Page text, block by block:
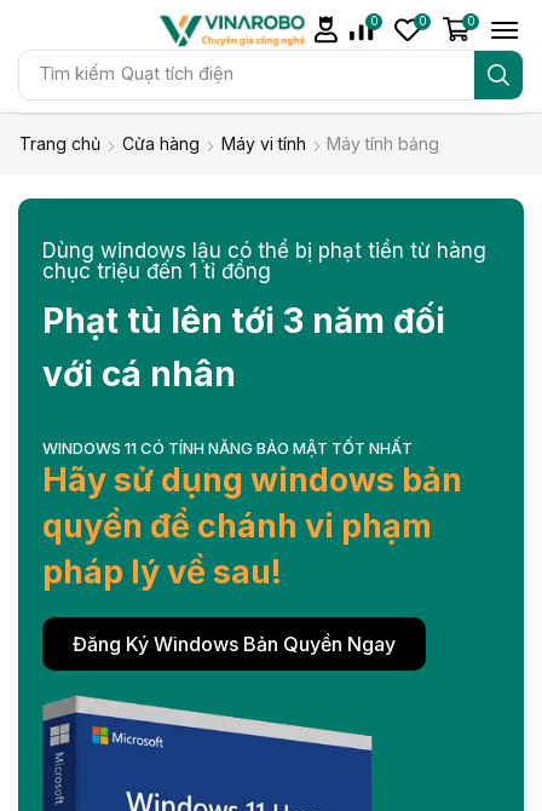
Tìm kiếm Quạt tích điện
0 0 0
Trang chủ Cửa hàng Máy vi tính Máy tính bảng
Dùng windows lậu có thể bị phạt tiền từ hàng
chục triệu đến 1 tỉ đồng
Phạt tù lên tới 3 năm đối
với cá nhân
WINDOWS 11 CÓ TÍNH NĂNG BẢO MẬT TỐT NHẤT
Hãy sử dụng windows bản
quyền để chánh vi phạm
pháp lý về sau!
Đăng Ký Windows Bản Quyền Ngay